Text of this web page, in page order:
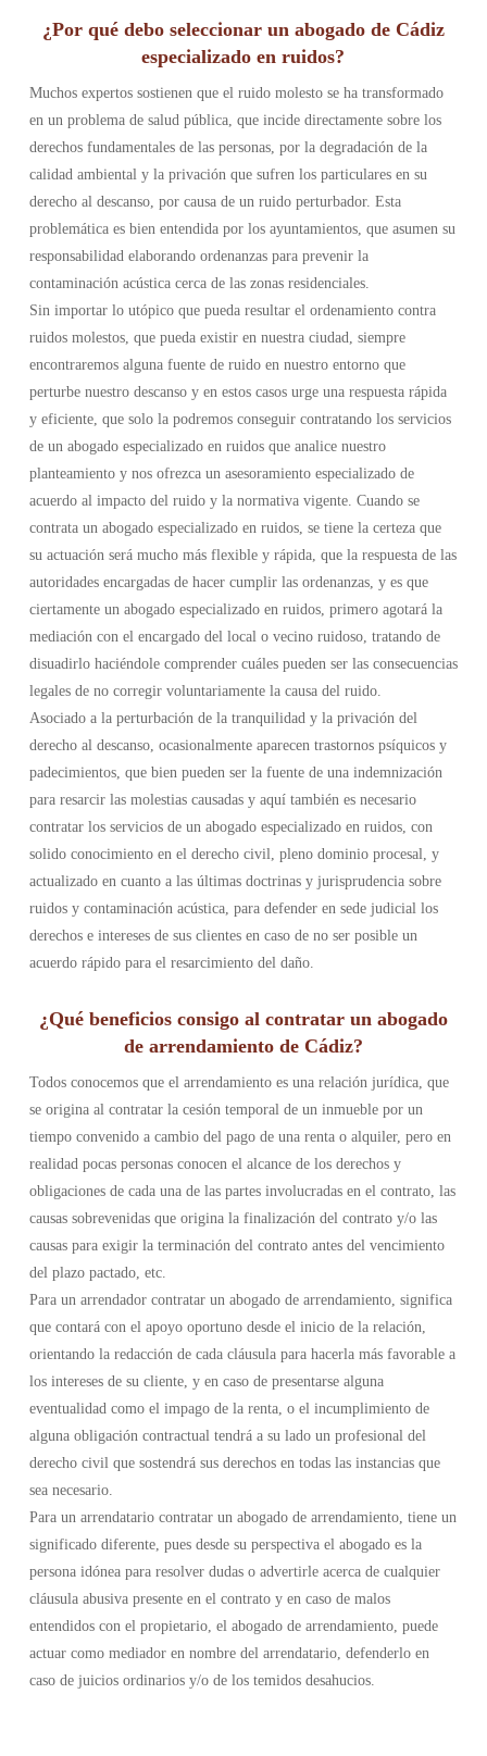
¿Por qué debo seleccionar un abogado de Cádiz
especializado en ruidos?
Muchos expertos sostienen que el ruido molesto se ha transformado
en un problema de salud pública, que incide directamente sobre los
derechos fundamentales de las personas, por la degradación de la
calidad ambiental y la privación que sufren los particulares en su
derecho al descanso, por causa de un ruido perturbador. Esta
problemática es bien entendida por los ayuntamientos, que asumen su
responsabilidad elaborando ordenanzas para prevenir la
contaminación acústica cerca de las zonas residenciales.
Sin importar lo utópico que pueda resultar el ordenamiento contra
ruidos molestos, que pueda existir en nuestra ciudad, siempre
encontraremos alguna fuente de ruido en nuestro entorno que
perturbe nuestro descanso y en estos casos urge una respuesta rápida
y eficiente, que solo la podremos conseguir contratando los servicios
de un abogado especializado en ruidos que analice nuestro
planteamiento y nos ofrezca un asesoramiento especializado de
acuerdo al impacto del ruido y la normativa vigente. Cuando se
contrata un abogado especializado en ruidos, se tiene la certeza que
su actuación será mucho más flexible y rápida, que la respuesta de las
autoridades encargadas de hacer cumplir las ordenanzas, y es que
ciertamente un abogado especializado en ruidos, primero agotará la
mediación con el encargado del local o vecino ruidoso, tratando de
disuadirlo haciéndole comprender cuáles pueden ser las consecuencias
legales de no corregir voluntariamente la causa del ruido.
Asociado a la perturbación de la tranquilidad y la privación del
derecho al descanso, ocasionalmente aparecen trastornos psíquicos y
padecimientos, que bien pueden ser la fuente de una indemnización
para resarcir las molestias causadas y aquí también es necesario
contratar los servicios de un abogado especializado en ruidos, con
solido conocimiento en el derecho civil, pleno dominio procesal, y
actualizado en cuanto a las últimas doctrinas y jurisprudencia sobre
ruidos y contaminación acústica, para defender en sede judicial los
derechos e intereses de sus clientes en caso de no ser posible un
acuerdo rápido para el resarcimiento del daño.
¿Qué beneficios consigo al contratar un abogado
de arrendamiento de Cádiz?
Todos conocemos que el arrendamiento es una relación jurídica, que
se origina al contratar la cesión temporal de un inmueble por un
tiempo convenido a cambio del pago de una renta o alquiler, pero en
realidad pocas personas conocen el alcance de los derechos y
obligaciones de cada una de las partes involucradas en el contrato, las
causas sobrevenidas que origina la finalización del contrato y/o las
causas para exigir la terminación del contrato antes del vencimiento
del plazo pactado, etc.
Para un arrendador contratar un abogado de arrendamiento, significa
que contará con el apoyo oportuno desde el inicio de la relación,
orientando la redacción de cada cláusula para hacerla más favorable a
los intereses de su cliente, y en caso de presentarse alguna
eventualidad como el impago de la renta, o el incumplimiento de
alguna obligación contractual tendrá a su lado un profesional del
derecho civil que sostendrá sus derechos en todas las instancias que
sea necesario.
Para un arrendatario contratar un abogado de arrendamiento, tiene un
significado diferente, pues desde su perspectiva el abogado es la
persona idónea para resolver dudas o advertirle acerca de cualquier
cláusula abusiva presente en el contrato y en caso de malos
entendidos con el propietario, el abogado de arrendamiento, puede
actuar como mediador en nombre del arrendatario, defenderlo en
caso de juicios ordinarios y/o de los temidos desahucios.